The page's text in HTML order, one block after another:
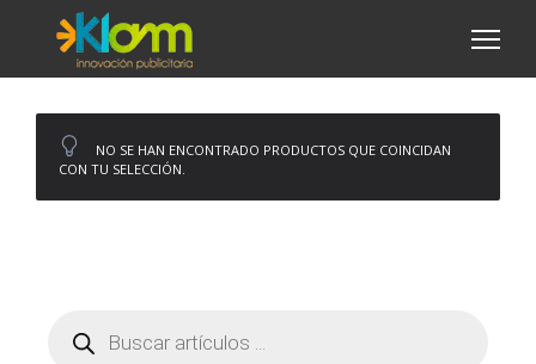
NO SE HAN ENCONTRADO PRODUCTOS QUE COINCIDAN
CON TU SELECCIÓN.